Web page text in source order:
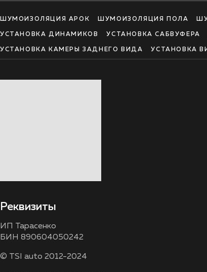
ШУМОИЗОЛЯЦИЯ АРОК ШУМОИЗОЛЯЦИЯ ПОЛА
УСТАНОВКА ДИНАМИКОВ УСТАНОВКА САБВУФЕРА
УСТАНОВКА КАМЕРЫ ЗАДНЕГО ВИДА УСТАНОВКА
Реквизиты
ИП Тарасенко
БИН 890604050242
© TSI auto 2012-2024